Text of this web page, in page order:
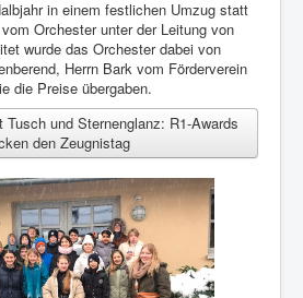
in einem festlichen Umzug statt
Orchester unter der Leitung von
wurde das Orchester dabei von
Herrn Bark vom Förderverein
die Preise übergaben.
Tusch und Sternenglanz: R1-Awards
den Zeugnistag